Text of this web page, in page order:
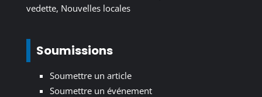
vedette, Nouvelles locales
Soumissions
Soumettre un article
Soumettre un événement